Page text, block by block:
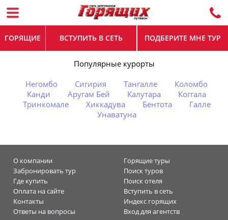
ГОРЯЩИЕ ВСТУПИТЬ В СЕТЬ ПОДБЕРИТЕ МНЕ ТУР
Популярные курорты
Негомбо
Сигирия Тангалле
Коломбо
Канди
Аругам Бей Калутара
Коггала
Тринкомале
Хиккадува Бентота
Галле
Унаватуна
О компании
Горящие туры
Забронировать тур
Поиск туров
Где купить
Поиск отеля
Оплата на сайте
Вступить в сеть
Контакты
Индекс горящих
Ответы на вопросы
Вход для агентств